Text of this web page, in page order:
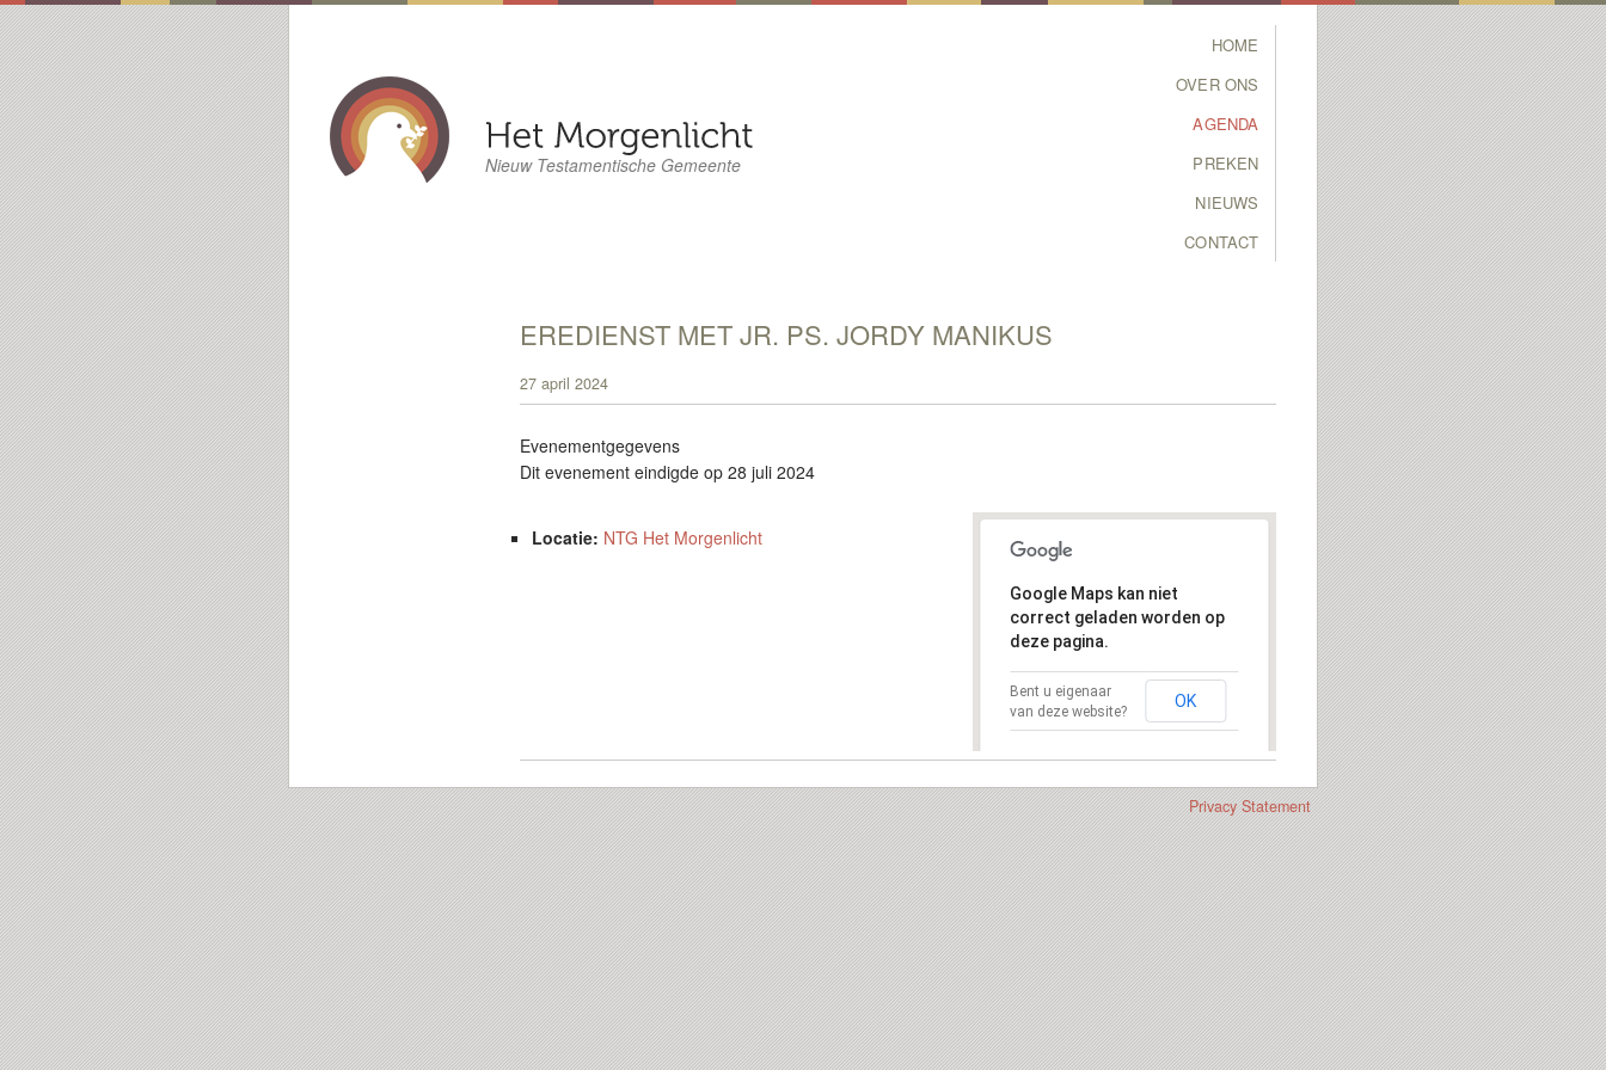
Nieuw Testamentische Gemeente
SKIP TO PRIMARY
CONTENT
SKIP TO SECONDARY
CONTENT
HOME
OVER ONS
AGENDA
PREKEN
NIEUWS
CONTACT
EREDIENST MET JR. PS. JORDY MANIKUS
27 april 2024
Evenementgegevens
Dit evenement eindigde op 28 juli 2024
Locatie: NTG Het Morgenlicht
Google Maps kan niet
correct geladen worden op
deze pagina.
Bent u eigenaar
van deze website?
OK
Privacy Statement